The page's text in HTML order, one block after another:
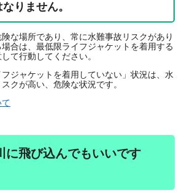
りません。
な場所であり、常に水難事故リスクがあり
合は、最低限ライフジャケットを着用する
て行動してください。
ジャケットを着用していない」状況は、水
クが高い、危険な状況です。
に飛び込んでもいいです